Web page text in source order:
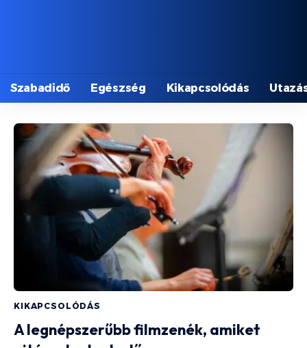
Szabadidő Egészség Kikapcsolódás
KIKAPCSOLÓDÁS
A legnépszerűbb filmzenék, amiket